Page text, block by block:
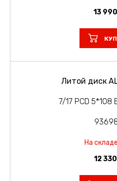
13 990
Литой диск
7/17 PCD 5*108
На
12 330